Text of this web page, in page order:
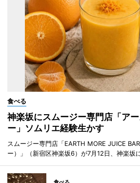
食べる
神楽坂にスムージー専門店「ア
ー」ソムリエ経験生かす
スムージー専門店「EARTH MORE JUICE
ー）」（新宿区神楽坂6）が7月12日、神楽坂